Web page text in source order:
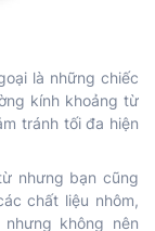
là những chiếc
kính khoảng từ
tránh tối đa hiện
nhưng bạn cũng
chất liệu nhôm,
không nên